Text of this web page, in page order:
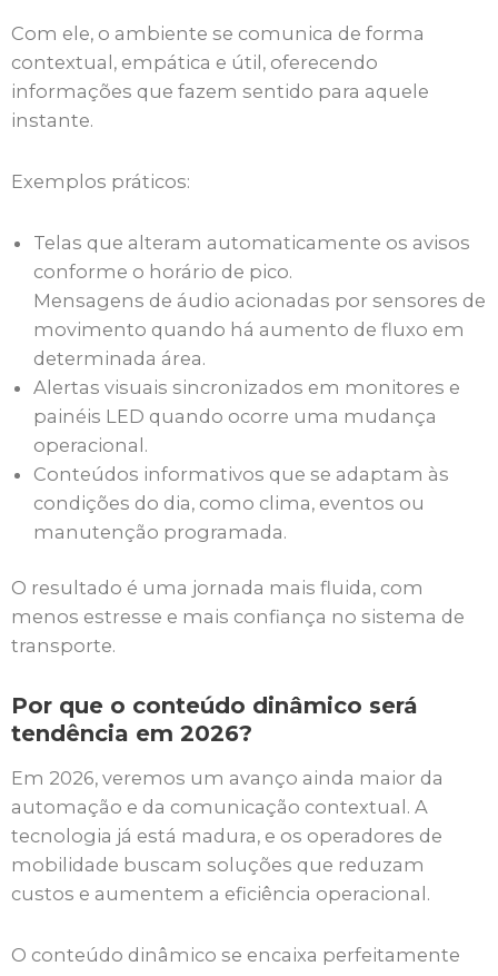
Com ele, o ambiente se comunica de forma
contextual, empática e útil, oferecendo
informações que fazem sentido para aquele
instante.
Exemplos práticos:
Telas que alteram automaticamente os avisos
conforme o horário de pico.
Mensagens de áudio acionadas por sensores de
movimento quando há aumento de fluxo em
determinada área.
Alertas visuais sincronizados em monitores e
painéis LED quando ocorre uma mudança
operacional.
Conteúdos informativos que se adaptam às
condições do dia, como clima, eventos ou
manutenção programada.
O resultado é uma jornada mais fluida, com
menos estresse e mais confiança no sistema de
transporte.
Por que o conteúdo dinâmico será
tendência em 2026?
Em 2026, veremos um avanço ainda maior da
automação e da comunicação contextual. A
tecnologia já está madura, e os operadores de
mobilidade buscam soluções que reduzam
custos e aumentem a eficiência operacional.
O conteúdo dinâmico se encaixa perfeitamente